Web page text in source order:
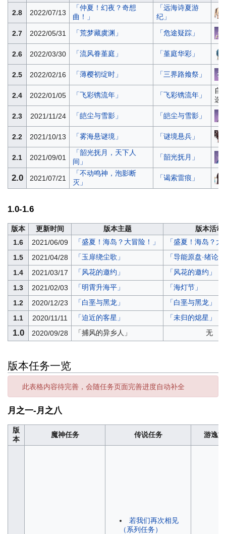
2.8 2022/07/13
「仲夏！幻夜？奇想
曲！」
「远海诗夏游
纪」
2.7 2022/05/31 「荒梦藏虞渊」 「危途疑踪」
2.6 2022/03/30 「流风眷堇庭」 「堇庭华彩」
2.5 2022/02/16 「薄樱初绽时」 「三界路飨祭」
2.4 2022/01/05 「飞彩镌流年」 「飞彩镌流年」
自
选
2.3 2021/11/24 「皑尘与雪影」 「皑尘与雪影」
2.2 2021/10/13 「雾海悬谜境」 「谜境悬兵」
2.1 2021/09/01
「韶光抚月，天下人
间」
「韶光抚月」
2.0 2021/07/21
「不动鸣神，泡影断
灭」
「谒索雷痕」
1.0-1.6
版本 更新时间 版本主题
版本活动
1.6
2021/06/09 「盛夏！海岛？大冒险！」
「盛夏！海岛？大
1.5
2021/04/28 「玉扉绕尘歌」
「导能原盘·绪论」
1.4
2021/03/17 「风花的邀约」
「风花的邀约」
1.3
2021/02/03 「明霄升海平」
「海灯节」
1.2
2020/12/23 「白垩与黑龙」
「白垩与黑龙」
1.1
2020/11/11 「迫近的客星」 「未归的熄星」
1.0 2020/09/28 「捕风的异乡人」 无
版本任务一览
此表格内容待完善，会随任务页面完善进度自动补全
月之一-月之八
版
本
魔神任务 传说任务 游逸
若我们再次相见
（系列任务）